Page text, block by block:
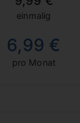
einmalig
6,99 €
pro Monat